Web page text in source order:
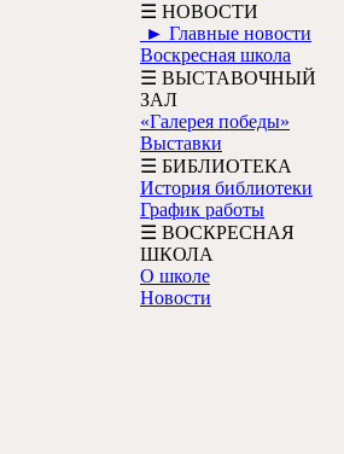
☰ НОВОСТИ
► Главные новости
Воскресная школа
☰ ВЫСТАВОЧНЫЙ
ЗАЛ
«Галерея победы»
Выставки
☰ БИБЛИОТЕКА
История библиотеки
График работы
☰ ВОСКРЕСНАЯ
ШКОЛА
О школе
Новости